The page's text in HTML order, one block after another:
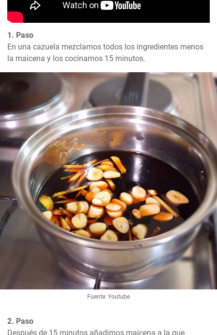
1. Paso
En una cazuela mezclamos todos los ingredientes menos
la maicena y los cocinamos 15 minutos.
Fuente: Youtube
2. Paso
Después de 15 minutos añadimos maicena a la que